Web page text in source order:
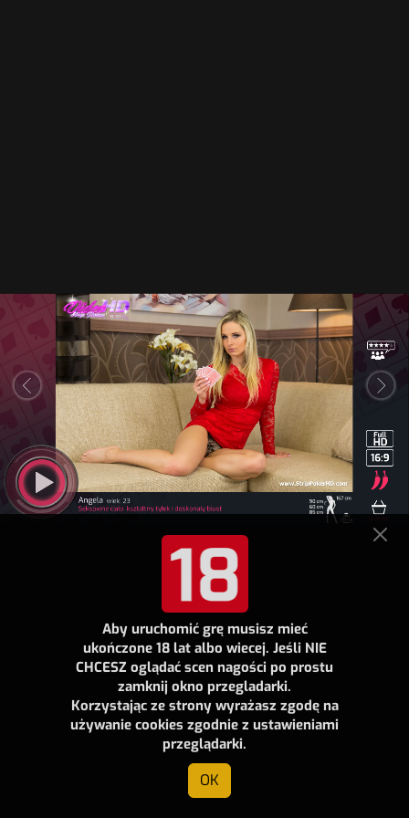
Aby uruchomić grę musisz mieć
ukończone 18 lat albo wiecej. Jeśli NIE
CHCESZ oglądać scen nagości po prostu
zamknij okno przegladarki.
Korzystając ze strony wyrażasz zgodę na
używanie cookies zgodnie z ustawieniami
przeglądarki.
OK